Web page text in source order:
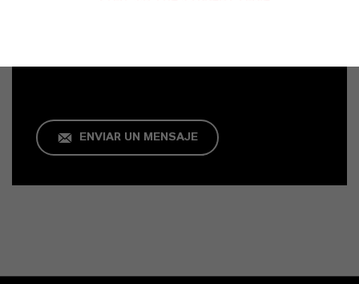
ENVIAR UN MENSAJE